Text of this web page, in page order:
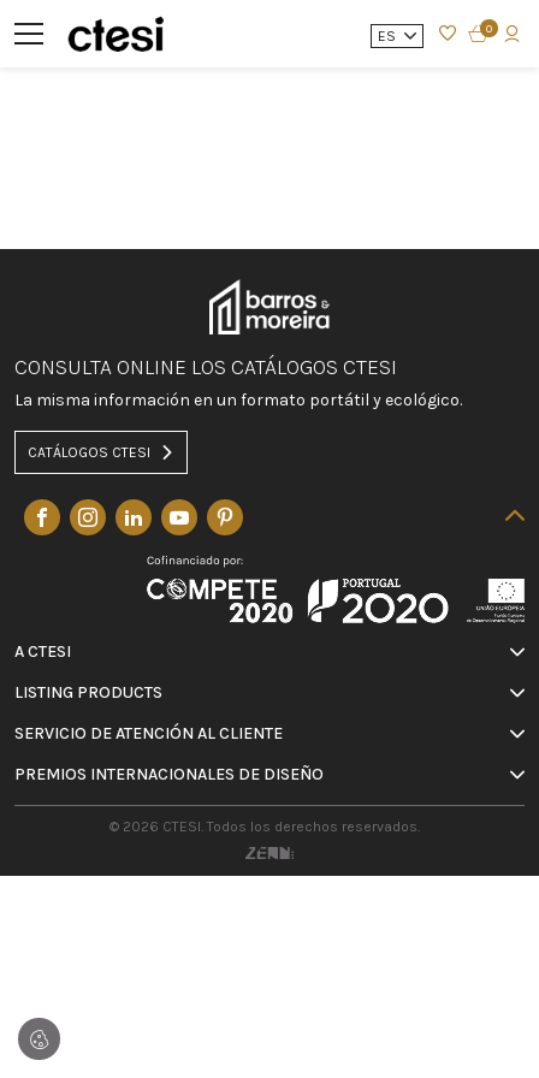
ES 0
CONSULTA ONLINE LOS CATÁLOGOS CTESI
La misma información en un formato portátil y ecológico.
CATÁLOGOS CTESI
A CTESI
LISTING PRODUCTS
SERVICIO DE ATENCIÓN AL CLIENTE
PREMIOS INTERNACIONALES DE DISEÑO
© 2026 CTESI. Todos los derechos reservados.